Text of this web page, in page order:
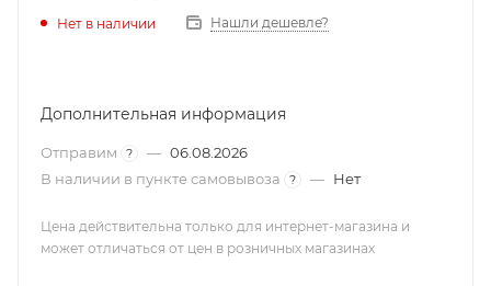
50 Гц, Формат экрана: 16:9, Формат изображения: 16:9;
условного доступа, Вход для антенны, Аудиовход для
Нет в наличии Нашли дешевле?
Дополнительная информация
Отправим ? — 06.08.2026
В наличии в пункте самовывоза
? — Нет
Цена действительна только для интернет-магазина и
может отличаться от цен в розничных магазинах